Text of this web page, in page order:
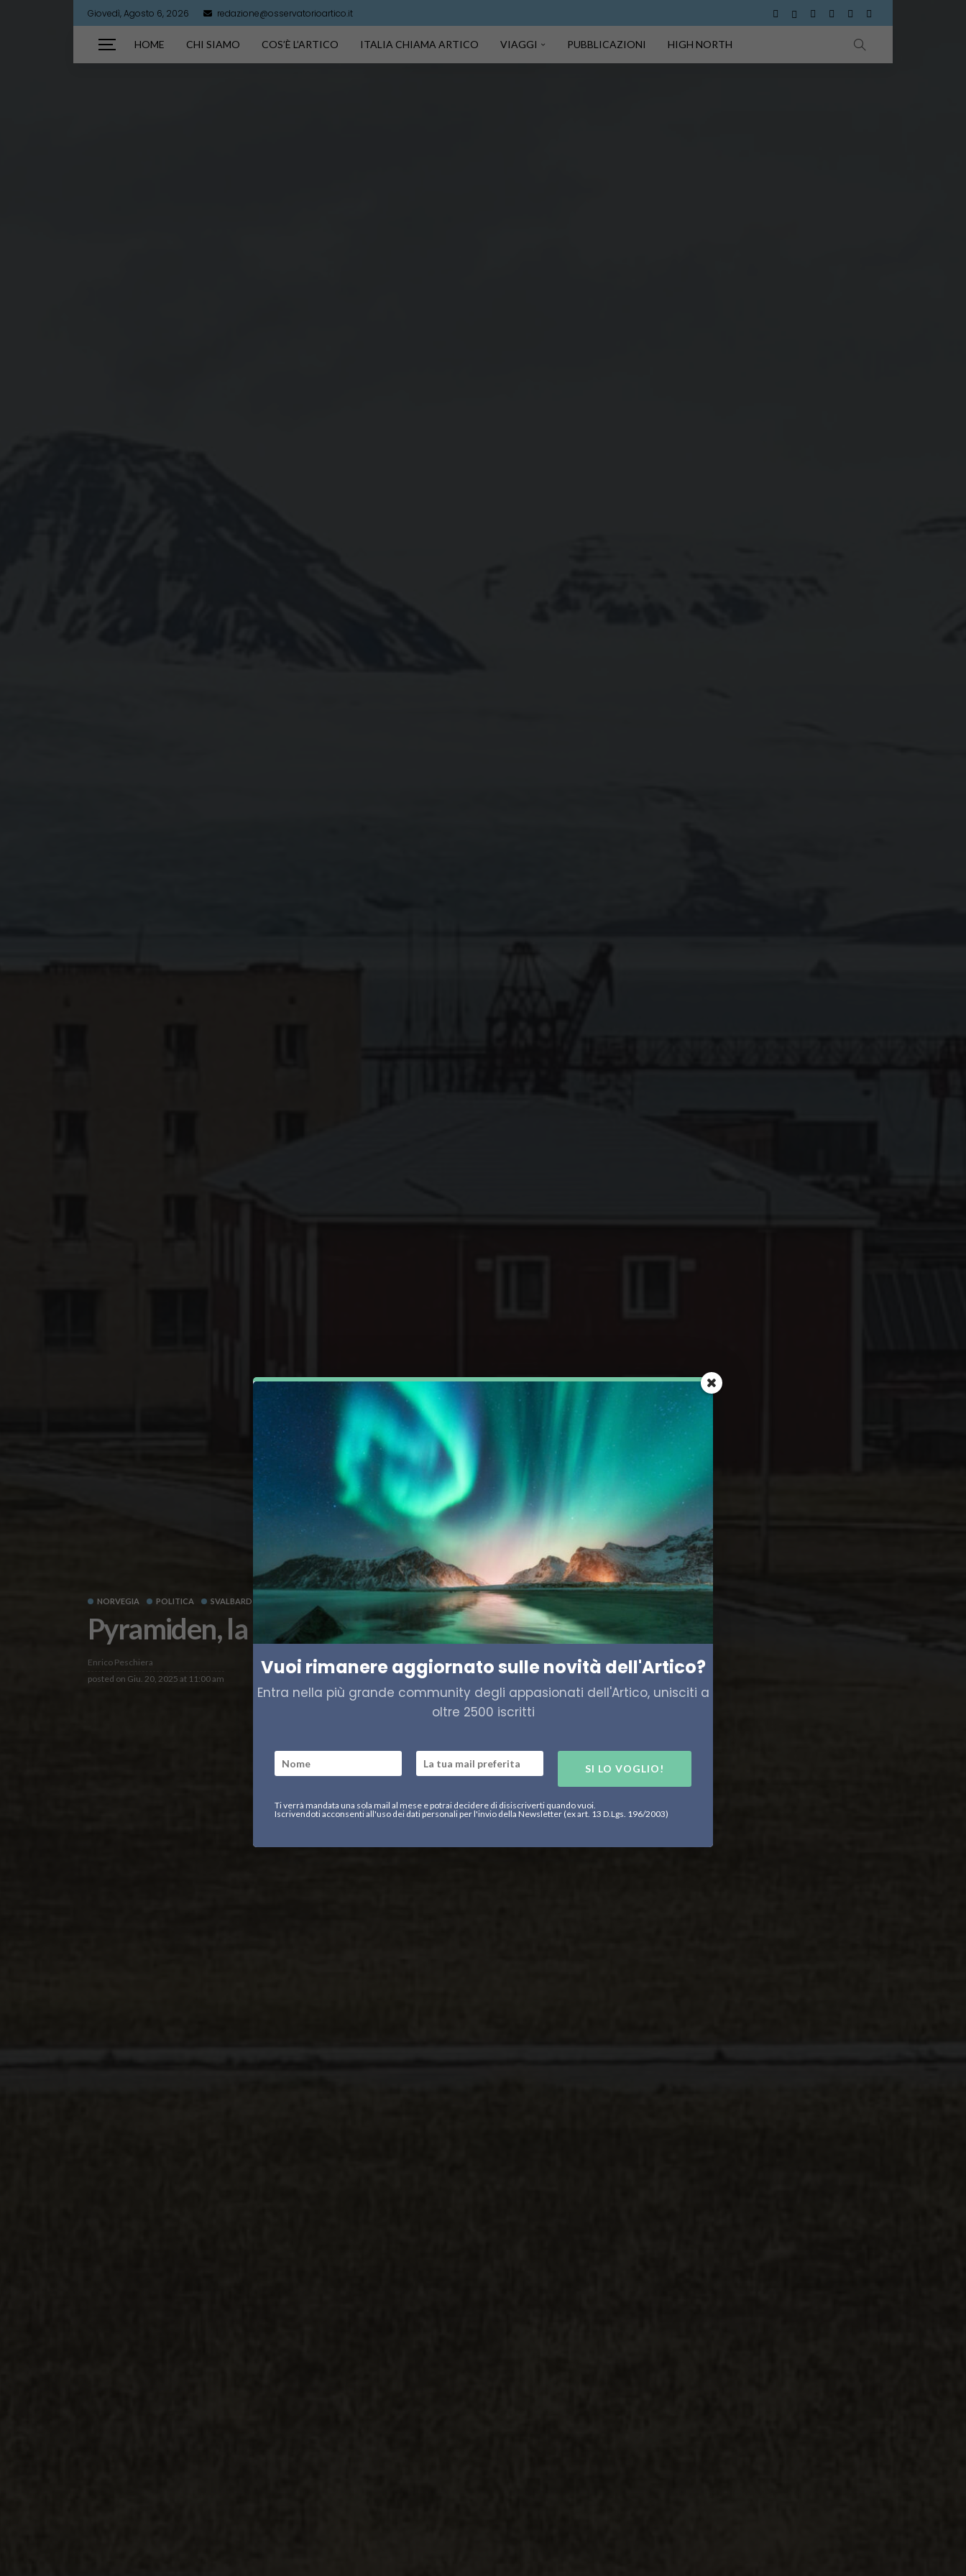
Giovedì, Agosto 6, 2026 redazione@osservatorioartico.it
HOME CHI SIAMO COS’È L’ARTICO ITALIA CHIAMA ARTICO VIAGGI PUBBLICAZIONI HIGH NORTH
NORVEGIA POLITICA SVALBARD
Pyramiden, la ghost town delle Svalbard
Enrico Peschiera
posted on Giu. 20, 2025 at 11:00 am Vuoi rimanere aggiornato sulle novità dell'Artico?
Entra nella più grande community degli appasionati dell'Artico, unisciti a
oltre 2500 iscritti
SI LO VOGLIO!
Ti verrà mandata una sola mail al mese e potrai decidere di disiscriverti quando vuoi.
Iscrivendoti acconsenti all'uso dei dati personali per l'invio della Newsletter (ex art. 13 D.Lgs. 196/2003)